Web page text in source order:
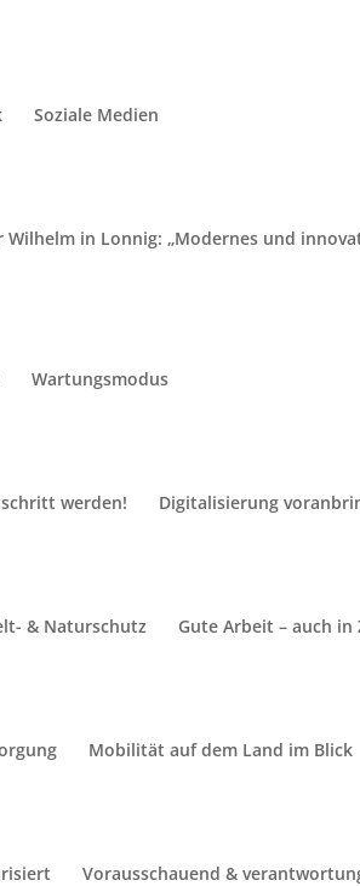
Soziale Medien
Wilhelm in Lonnig: „Modernes und
Wartungsmodus
werden! Digitalisierung
& Naturschutz Gute Arbeit – auch in
Mobilität auf dem Land im Blick
Vorausschauend &